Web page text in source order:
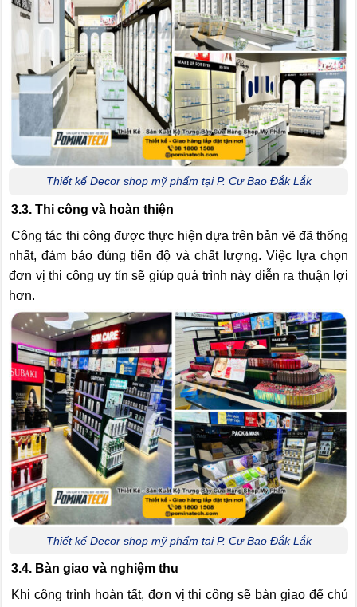
Thiết kế Decor shop mỹ phẩm tại P. Cư Bao Đắk Lắk
3.3. Thi công và hoàn thiện
Công tác thi công được thực hiện dựa trên bản vẽ đã thống
nhất, đảm bảo đúng tiến độ và chất lượng. Việc lựa chọn
đơn vị thi công uy tín sẽ giúp quá trình này diễn ra thuận lợi
hơn.
Thiết kế Decor shop mỹ phẩm tại P. Cư Bao Đắk Lắk
3.4. Bàn giao và nghiệm thu
Khi công trình hoàn tất, đơn vị thi công sẽ bàn giao để chủ